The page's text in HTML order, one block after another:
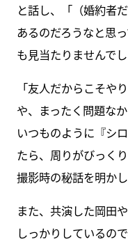
と話し、「（婚約者
あるのだろうなと思
も見当たりませんで
「友人だからこそや
や、まったく問題な
いつものように『シ
たら、周りがびっく
撮影時の秘話を明かし
また、共演した岡田
しっかりしているの